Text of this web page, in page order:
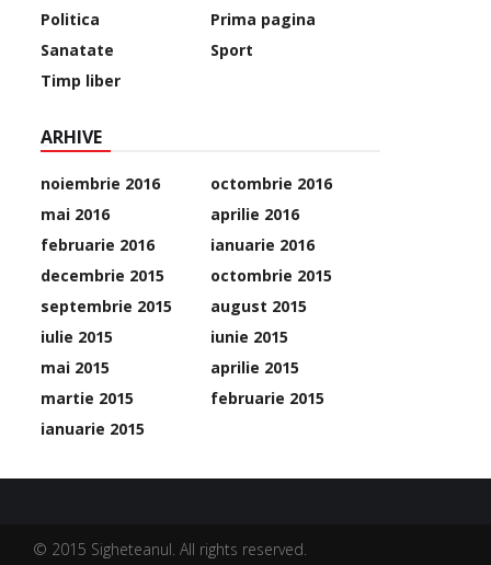
Politica
Prima pagina
Sanatate
Sport
Timp liber
ARHIVE
noiembrie 2016
octombrie 2016
mai 2016
aprilie 2016
februarie 2016
ianuarie 2016
decembrie 2015
octombrie 2015
septembrie 2015
august 2015
iulie 2015
iunie 2015
mai 2015
aprilie 2015
martie 2015
februarie 2015
ianuarie 2015
© 2015 Sigheteanul. All rights reserved.